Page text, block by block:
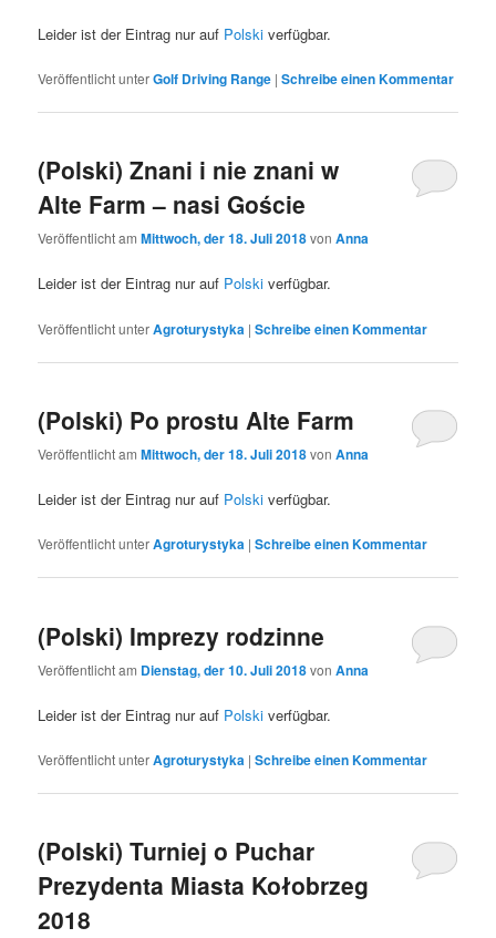
Leider ist der Eintrag nur auf Polski verfügbar.
Veröffentlicht unterGolf Driving Range |Schreibe einen Kommentar
(Polski) Znani i nie znani w
Alte Farm – nasi Goście
Veröffentlicht amMittwoch, der 18. Juli 2018vonAnna
Leider ist der Eintrag nur auf Polski verfügbar.
Veröffentlicht unterAgroturystyka |Schreibe einen Kommentar
(Polski) Po prostu Alte Farm
Veröffentlicht amMittwoch, der 18. Juli 2018vonAnna
Leider ist der Eintrag nur auf Polski verfügbar.
Veröffentlicht unterAgroturystyka |Schreibe einen Kommentar
(Polski) Imprezy rodzinne
Veröffentlicht am Dienstag, der 10. Juli 2018vonAnna
Leider ist der Eintrag nur auf Polski verfügbar.
Veröffentlicht unterAgroturystyka |Schreibe einen Kommentar
(Polski) Turniej o Puchar
Prezydenta Miasta Kołobrzeg
2018